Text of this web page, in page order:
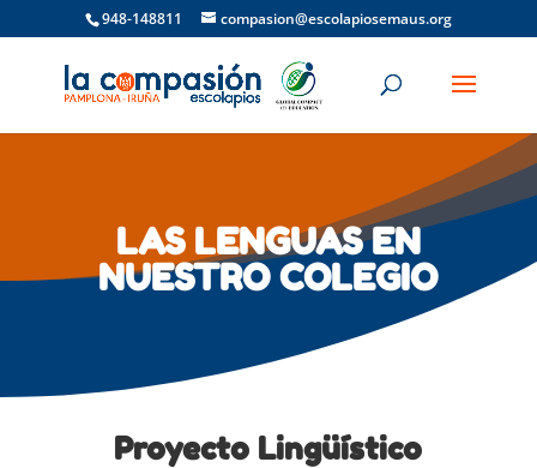
948-148811 compasion@escolapiosemaus.org
LAS LENGUAS EN
NUESTRO COLEGIO
Proyecto Lingüístico